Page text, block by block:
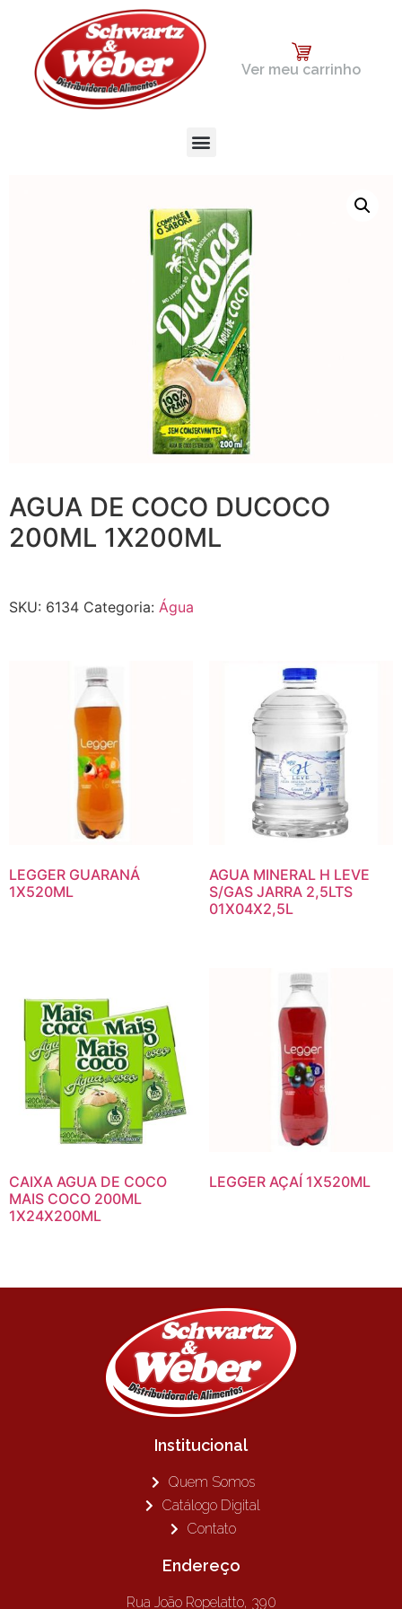
Ver meu carrinho
AGUA DE COCO DUCOCO
200ML 1X200ML
SKU: 6134 Categoria: Água
LEGGER GUARANÁ
1X520ML
AGUA MINERAL H LEVE
S/GAS JARRA 2,5LTS
01X04X2,5L
CAIXA AGUA DE COCO
MAIS COCO 200ML
1X24X200ML
LEGGER AÇAÍ 1X520ML
Institucional
Quem Somos
Catálogo Digital
Contato
Endereço
Rua João Ropelatto, 390